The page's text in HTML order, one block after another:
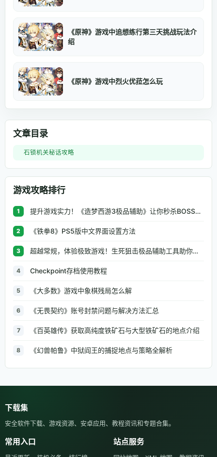
《原神》游戏中追想练行第三天挑战玩法介
绍
《原神》游戏中烈火优菈怎么玩
文章目录
石锁机关秘话攻略
游戏攻略排行
1 提升游戏实力！《造梦西游3极品辅助》让你秒杀BOSS、逆天属性一键修改
2 《铁拳8》PS5版中文界面设置方法
3 超越常规，体验极致游戏！生死狙击极品辅助工具助你无往不利
4 Checkpoint存档使用教程
5 《大多数》游戏中象棋残局怎么解
6 《无畏契约》账号封禁问题与解决方法汇总
7 《百英雄传》获取高纯度铁矿石与大型铁矿石的地点介绍
8 《幻兽帕鲁》中狱阎王的捕捉地点与策略全解析
下载集
安全软件下载、游戏资源、安卓应用、教程资讯和专题合集。
常用入口 站点服务